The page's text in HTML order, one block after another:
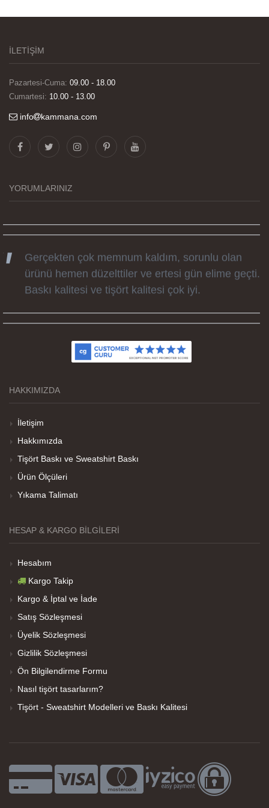
İLETİŞİM
Pazartesi-Cuma: 09.00 - 18.00
Cumartesi: 10.00 - 13.00
info kammana.com
YORUMLARINIZ
tüm süreçteki desteği ile siparislerim kısa
Gerçekten çok memnum kaldım, sorunlu olan
ürünü hemen düzelttiler ve ertesi gün elime geçti.
Baskı kalitesi ve tişört kalitesi çok iyi.
Kumaş kalitesi ve basım harika.
Teşekkürler
soluk
HAKKIMIZDA
İletişim
Hakkımızda
Tişört Baskı ve Sweatshirt Baskı
Ürün Ölçüleri
Yıkama Talimatı
HESAP & KARGO BILGILERI
Hesabım
Kargo Takip
Kargo & İptal ve İade
Satış Sözleşmesi
Üyelik Sözleşmesi
Gizlilik Sözleşmesi
Ön Bilgilendirme Formu
Nasıl tişört tasarlarım?
Tişört - Sweatshirt Modelleri ve Baskı Kalitesi